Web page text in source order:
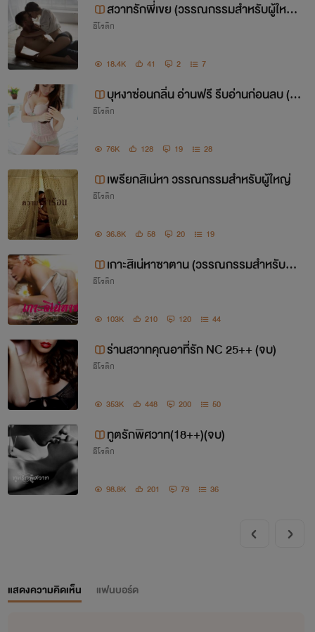
สวาทรักพี่เขย (วรรณกรรมสำหรับผู้ใหญ่
20++)
อีโรติก
18.4K 41 2 7
บุหงาซ่อนกลิ่น อ่านฟรี รีบอ่านก่อนลบ (หื่
น เจ้าเล่ห์ เร่าร้อน เร้าใจ)
อีโรติก
76K 128 19 28
เพรียกสิเน่หา วรรณกรรมสำหรับผู้ใหญ่
อีโรติก
36.8K 58 20 19
เกาะสิเน่หาซาตาน (วรรณกรรมสำหรับผู้ใ
หญ่)(จบ)
อีโรติก
103K 210 120 44
ร่านสวาทคุณอาที่รัก NC 25++ (จบ)
อีโรติก
353K 448 200 50
ทูตรักพิศวาท(18++)(จบ)
อีโรติก
98.8K 201 79 36
แสดงความคิดเห็น แฟนบอร์ด